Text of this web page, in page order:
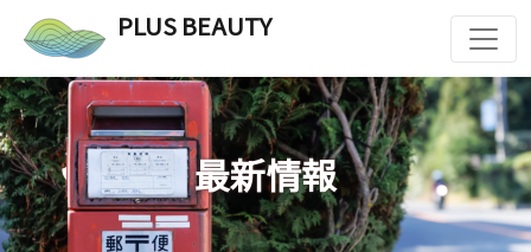
PLUS BEAUTY
最新情報